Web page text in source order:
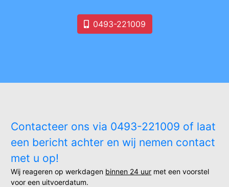
0493-221009
Contacteer ons via 0493-221009 of laat
een bericht achter en wij nemen contact
met u op!
Wij reageren op werkdagen binnen 24 uur met een voorstel
voor een uitvoerdatum.